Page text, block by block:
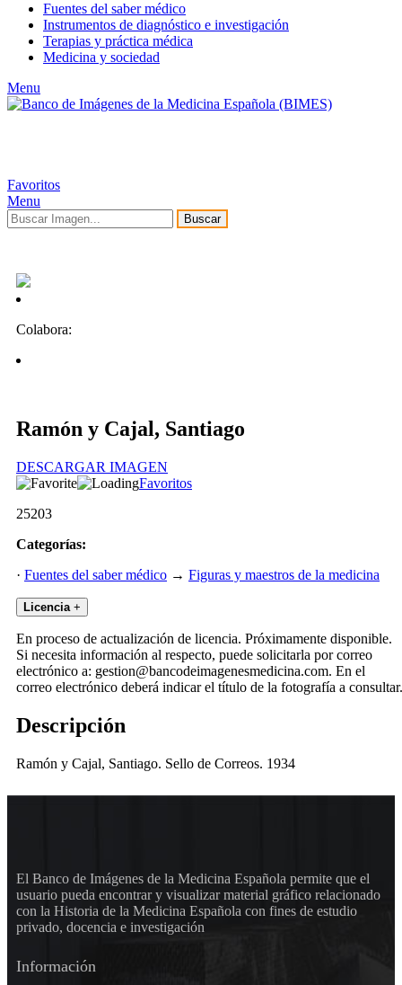
Fuentes del saber médico
Instrumentos de diagnóstico e investigación
Terapias y práctica médica
Medicina y sociedad
Menu
Favoritos
Menu
Buscar
Colabora:
Ramón y Cajal, Santiago
DESCARGAR IMAGEN
Favoritos
25203
Categorías:
· Fuentes del saber médico → Figuras y maestros de la medicina
Licencia +
En proceso de actualización de licencia. Próximamente disponible.
Si necesita información al respecto, puede solicitarla por correo
electrónico a: gestion@bancodeimagenesmedicina.com. En el
correo electrónico deberá indicar el título de la fotografía a consultar.
Descripción
Ramón y Cajal, Santiago. Sello de Correos. 1934
El Banco de Imágenes de la Medicina Española permite que el
usuario pueda encontrar y visualizar material gráfico relacionado
con la Historia de la Medicina Española con fines de estudio
privado, docencia e investigación
Información